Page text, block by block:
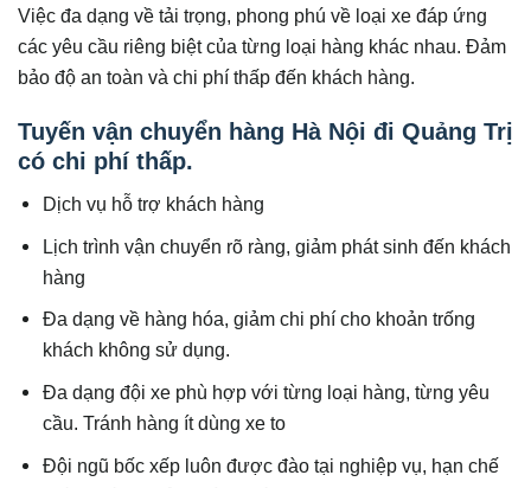
Việc đa dạng về tải trọng, phong phú về loại xe đáp ứng
các yêu cầu riêng biệt của từng loại hàng khác nhau. Đảm
bảo độ an toàn và chi phí thấp đến khách hàng.
Tuyến vận chuyển hàng Hà Nội đi Quảng Trị
có chi phí thấp.
Dịch vụ hỗ trợ khách hàng
Lịch trình vận chuyển rõ ràng, giảm phát sinh đến khách
hàng
Đa dạng về hàng hóa, giảm chi phí cho khoản trống
khách không sử dụng.
Đa dạng đội xe phù hợp với từng loại hàng, từng yêu
cầu. Tránh hàng ít dùng xe to
Đội ngũ bốc xếp luôn được đào tại nghiệp vụ, hạn chế